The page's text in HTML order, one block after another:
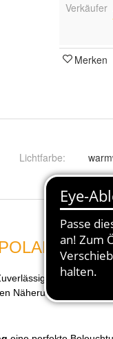
Verkäufer
Merken
Lichtfarbe: